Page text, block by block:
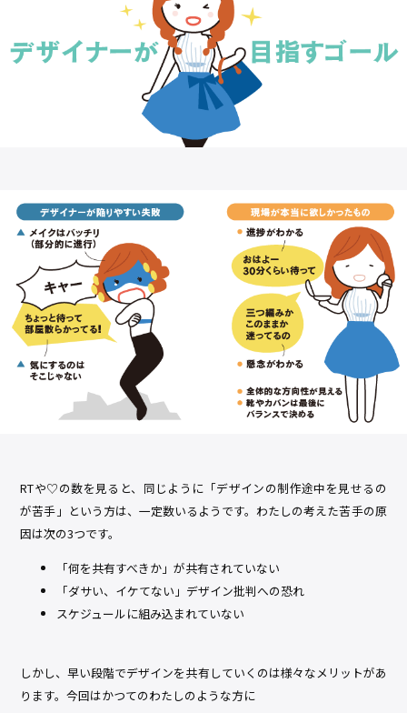
RTや♡の数を見ると、同じように「デザインの制作途中を見せるの
が苦手」という方は、一定数いるようです。わたしの考えた苦手の原
因は次の3つです。
「何を共有すべきか」が共有されていない
「ダサい、イケてない」デザイン批判への恐れ
スケジュールに組み込まれていない
しかし、早い段階でデザインを共有していくのは様々なメリットがあ
ります。今回はかつてのわたしのような方に